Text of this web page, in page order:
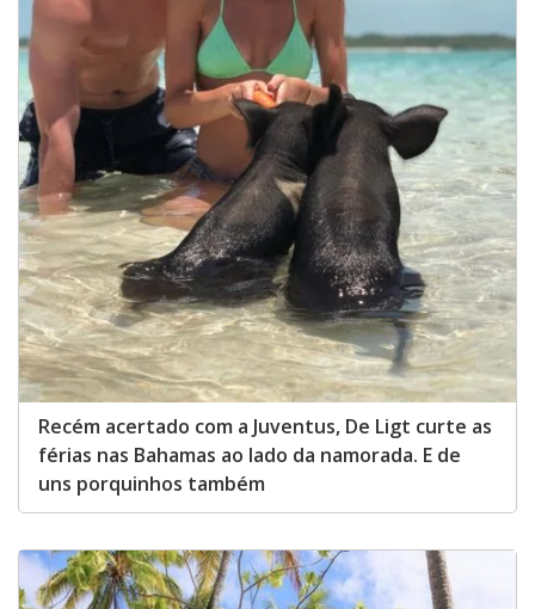
Recém acertado com a Juventus, De Ligt curte as
férias nas Bahamas ao lado da namorada. E de
uns porquinhos também